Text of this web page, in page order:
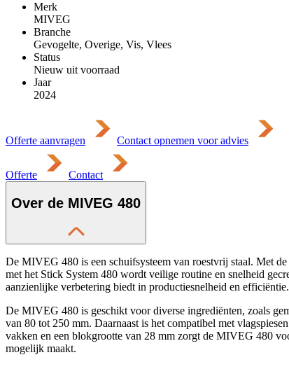
Merk
MIVEG
Branche
Gevogelte, Overige, Vis, Vlees
Status
Nieuw uit voorraad
Jaar
2024
Offerte aanvragen Contact opnemen voor advies
Offerte Contact
Over de MIVEG 480
De MIVEG 480 is een schuifsysteem van roestvrij staal. Met
met het Stick System 480 wordt veilige routine en snelheid
aanzienlijke verbetering biedt in productiesnelheid en efficiëntie.
De MIVEG 480 is geschikt voor diverse ingrediënten, zoals
van 80 tot 250 mm. Daarnaast is het compatibel met
vakken en een blokgrootte van 28 mm zorgt de MIVEG 480
mogelijk maakt.